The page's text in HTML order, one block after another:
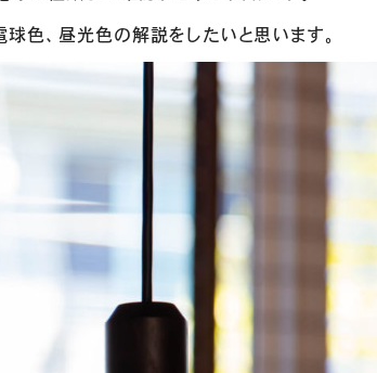
色、昼光色の解説をしたいと思います。